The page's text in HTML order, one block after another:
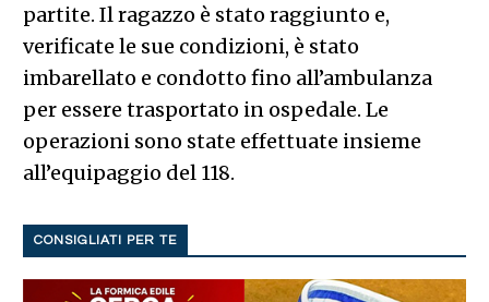
partite. Il ragazzo è stato raggiunto e,
verificate le sue condizioni, è stato
imbarellato e condotto fino all’ambulanza
per essere trasportato in ospedale. Le
operazioni sono state effettuate insieme
all’equipaggio del 118.
CONSIGLIATI PER TE